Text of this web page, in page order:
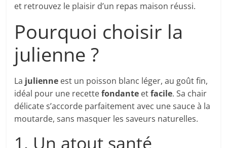
et retrouvez le plaisir d’un repas maison réussi.
Pourquoi choisir la
julienne ?
La julienne est un poisson blanc léger, au goût fin,
idéal pour une recettefondante etfacile. Sa chair
délicate s’accorde parfaitement avec une sauce à la
moutarde, sans masquer les saveurs naturelles.
1. Un atout santé